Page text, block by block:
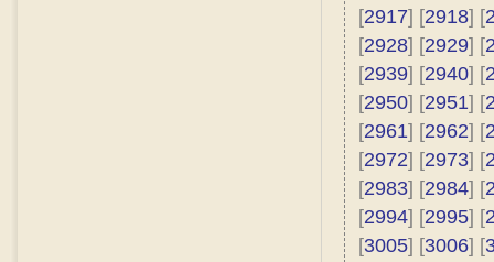
[2917] [2918] [
[2928] [2929] [
[2939] [2940] [
[2950] [2951] [
[2961] [2962] [
[2972] [2973] [
[2983] [2984] [
[2994] [2995] [
[3005] [3006] [